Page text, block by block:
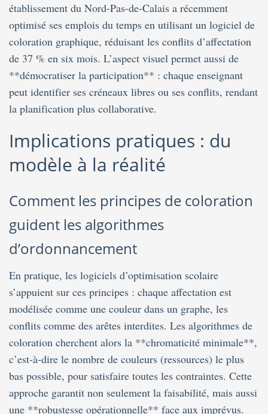
établissement du Nord-Pas-de-Calais a récemment
optimisé ses emplois du temps en utilisant un logiciel de
coloration graphique, réduisant les conflits d’affectation
de 37 % en six mois. L’aspect visuel permet aussi de
**démocratiser la participation** : chaque enseignant
peut identifier ses créneaux libres ou ses conflits, rendant
la planification plus collaborative.
Implications pratiques : du
modèle à la réalité
Comment les principes de coloration
guident les algorithmes
d’ordonnancement
En pratique, les logiciels d’optimisation scolaire
s’appuient sur ces principes : chaque affectation est
modélisée comme une couleur dans un graphe, les
conflits comme des arêtes interdites. Les algorithmes de
coloration cherchent alors la **chromaticité minimale**,
c’est-à-dire le nombre de couleurs (ressources) le plus
bas possible, pour satisfaire toutes les contraintes. Cette
approche garantit non seulement la faisabilité, mais aussi
une **robustesse opérationnelle** face aux imprévus.